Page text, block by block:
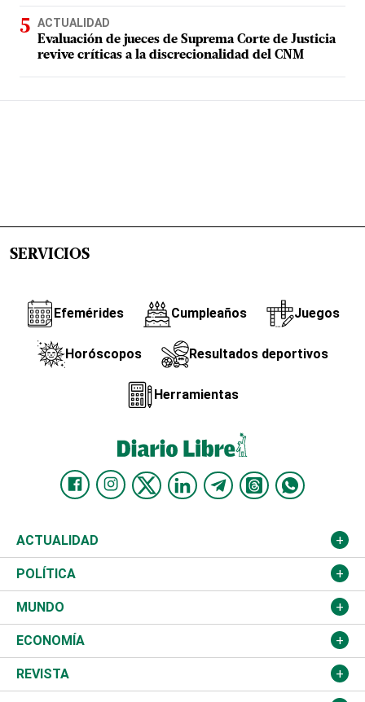
ACTUALIDAD
Evaluación de jueces de Suprema Corte de Justicia
revive críticas a la discrecionalidad del CNM
SERVICIOS
Efemérides Cumpleaños Juegos
Horóscopos Resultados deportivos
Herramientas
ACTUALIDAD
Nacional
Ciudad
Educación
Salud
POLÍTICA
Partidos
JCE
TSE
MUNDO
Estados Unidos
América Latina
ECONOMÍA
Finanzas
REVISTA